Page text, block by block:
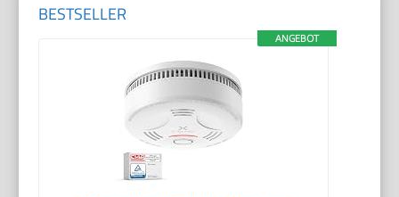
BESTSELLER
ANGEBOT